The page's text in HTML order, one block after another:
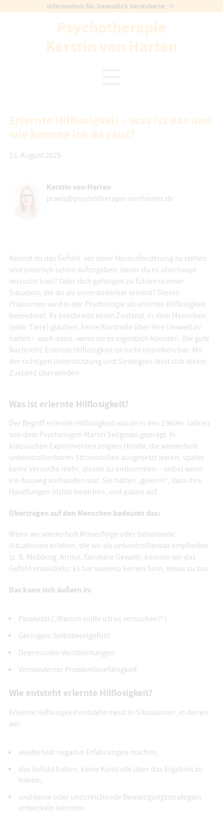
to
Information für Gesetzlich Versicherte
Psychotherapie
Kerstin von Harten
Erlernte Hilflosigkeit – was ist das und
wie komme ich da raus?
15. August 2025
Kerstin von Harten
praxis@psychotherapie-vonharten.de
Kennst du das Gefühl, vor einer Herausforderung zu stehen
und innerlich schon aufzugeben, bevor du es überhaupt
versucht hast? Oder dich gefangen zu fühlen in einer
Situation, die du als unveränderbar erlebst? Dieses
Phänomen wird in der Psychologie als erlernte Hilflosigkeit
bezeichnet. Es beschreibt einen Zustand, in dem Menschen
(oder Tiere) glauben, keine Kontrolle über ihre Umwelt zu
haben – auch dann, wenn sie es eigentlich könnten. Die gute
Nachricht: Erlernte Hilflosigkeit ist nicht unumkehrbar. Mit
der richtigen Unterstützung und Strategien lässt sich dieser
Zustand überwinden.
Was ist erlernte Hilflosigkeit?
Der Begriff erlernte Hilflosigkeit wurde in den 1960er Jahren
von dem Psychologen Martin Seligman geprägt. In
klassischen Experimenten zeigten Hunde, die wiederholt
unkontrollierbaren Stromstößen ausgesetzt waren, später
keine Versuche mehr, diesen zu entkommen – selbst wenn
ein Ausweg vorhanden war. Sie hatten „gelernt“, dass ihre
Handlungen nichts bewirken, und gaben auf.
Übertragen auf den Menschen bedeutet das:
Wenn wir wiederholt Misserfolge oder belastende
Situationen erleben, die wir als unkontrollierbar empfinden
(z. B. Mobbing, Armut, familiäre Gewalt), können wir das
Gefühl entwickeln: Es hat sowieso keinen Sinn, etwas zu tun.
Das kann sich äußern in:
Passivität („Warum sollte ich es versuchen?“)
Geringem Selbstwertgefühl
Depressiven Verstimmungen
Verminderter Problemlösefähigkeit
Wie entsteht erlernte Hilflosigkeit?
Erlernte Hilflosigkeit entsteht meist in Situationen, in denen
wir:
wiederholt negative Erfahrungen machen,
das Gefühl haben, keine Kontrolle über das Ergebnis zu
haben,
und keine oder unzureichende Bewältigungsstrategien
entwickeln konnten.